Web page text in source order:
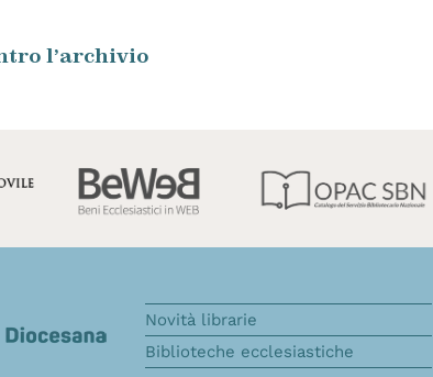
l’archivio
Novità librarie
Biblioteche ecclesiastiche